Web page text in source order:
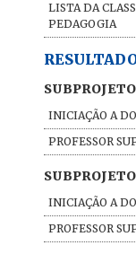
LISTA DA
PEDAGOGIA
INICIAÇÃO A
PROFESSOR
INICIAÇÃO A
PROFESSOR